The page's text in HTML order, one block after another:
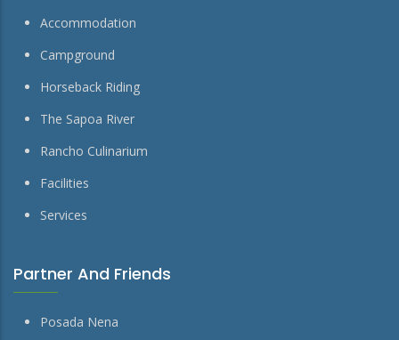
Accommodation
Campground
Horseback Riding
The Sapoa River
Rancho Culinarium
Facilities
Services
Partner And Friends
Posada Nena